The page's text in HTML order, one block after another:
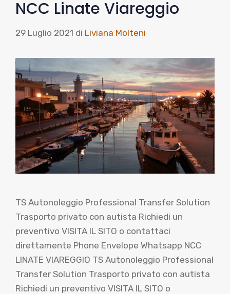
NCC Linate Viareggio
29 Luglio 2021 di Liviana Molteni
TS Autonoleggio Professional Transfer Solution
Trasporto privato con autista Richiedi un
preventivo VISITA IL SITO o contattaci
direttamente Phone Envelope Whatsapp NCC
LINATE VIAREGGIO TS Autonoleggio Professional
Transfer Solution Trasporto privato con autista
Richiedi un preventivo VISITA IL SITO o